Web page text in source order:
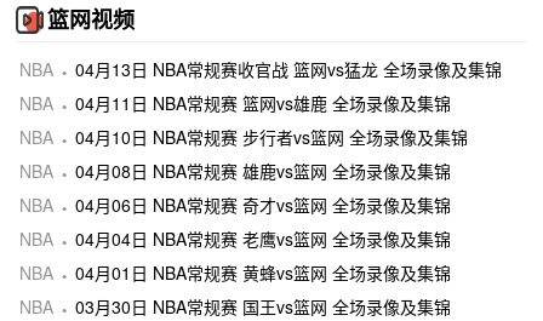
篮网视频
NBA
04月13日 NBA常规赛收官战 篮网vs猛龙 全场录像及集锦
NBA
04月11日 NBA常规赛 篮网vs雄鹿 全场录像及集锦
NBA
04月10日 NBA常规赛 步行者vs篮网 全场录像及集锦
NBA
04月08日 NBA常规赛 雄鹿vs篮网 全场录像及集锦
NBA
04月06日 NBA常规赛 奇才vs篮网 全场录像及集锦
NBA
04月04日 NBA常规赛 老鹰vs篮网 全场录像及集锦
NBA
04月01日 NBA常规赛 黄蜂vs篮网 全场录像及集锦
NBA
03月30日 NBA常规赛 国王vs篮网 全场录像及集锦